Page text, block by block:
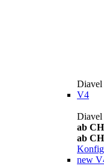
Diavel
V4
ab
ab
new